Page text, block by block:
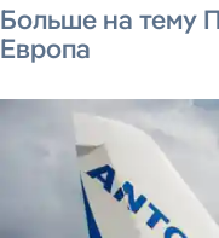
Больше на тему
Европа
5
5
4